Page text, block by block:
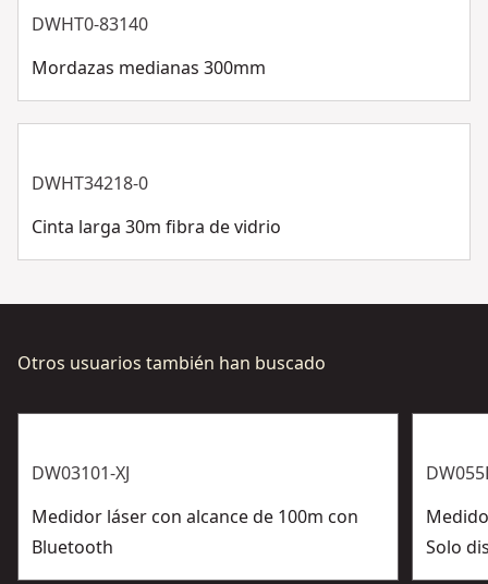
DWHT0-83140
Mordazas medianas 300mm
DWHT34218-0
Cinta larga 30m fibra de vidrio
Otros usuarios también han buscado
DW03101-XJ
Medidor láser con alcance de 100m con
Bluetooth
Solo